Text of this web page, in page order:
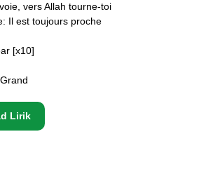
vers Allah tourne-toi
Il est toujours proche
[x10]
Lirik